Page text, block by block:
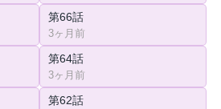
第66話
3ヶ月前
第64話
3ヶ月前
第62話